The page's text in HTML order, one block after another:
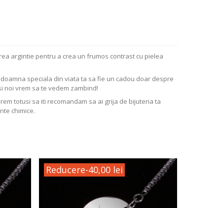
argintie pentru a crea un frumos contrast cu pielea
speciala din viata ta sa fie un cadou doar despre
noi vrem sa te vedem zambind!
totusi sa iti recomandam sa ai grija de bijuteria ta
chimice.
Reducere-40,00 lei